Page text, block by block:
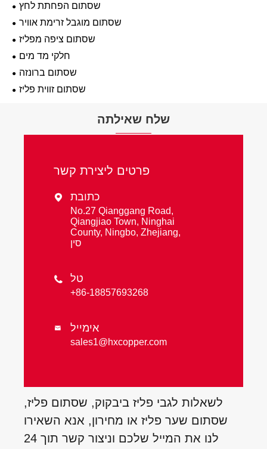
שסתום הפחתת לחץ
שסתום מוגבל זרימת אוויר
שסתום ציפה מפליז
חלקי מד מים
שסתום ברונזה
שסתום זווית פליז
שלח שאילתה
פרטים ליצירת קשר
 כתובת
No.27 Qianggang Road,
Qiangjiao Town, Ninghai
County, Ningbo, Zhejiang,
סין
 טל
+86-18857693268
 אימייל
sales1@hxcopper.com
לשאלות לגבי פליז ביבקוק, שסתום פליז,
שסתום שער פליז או מחירון, אנא השאירו
לנו את המייל שלכם וניצור קשר תוך 24